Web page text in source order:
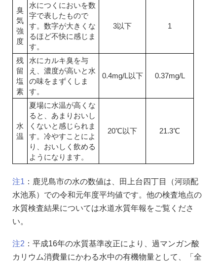
臭
気
強
度
水につくにおいを数
字で表したもので
す。数字が大きくな
るほど不快に感じま
す。
3以下 1
残
留
塩
素
水にカルキ臭を与
え、濃度が高いと水
の味をまずくしま
す。
0.4mg/L以下 0.37mg/L
水
温
夏場に水温が高くな
ると、あまりおいし
くないと感じられま
す。冷やすことによ
り、おいしく飲める
ようになります。
20℃以下 21.3℃
注1 ：鹿児島市の水の数値は、田上台四丁目（河頭配
水池系）での令和元年度平均値です。他の検査地点の
水質検査結果については水道水質年報をご覧くださ
い。
注2 ：平成16年の水質基準改正により、過マンガン酸
カリウム消費量にかわる水中の有機物量として、「全